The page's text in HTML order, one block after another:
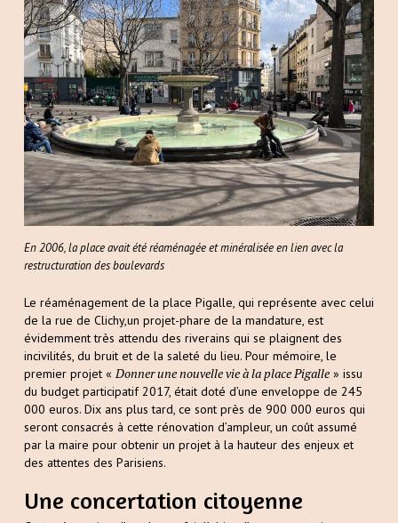
En 2006, la place avait été réaménagée et minéralisée en lien avec la
restructuration des boulevards
Le réaménagement de la place Pigalle, qui représente avec celui
de la rue de Clichy,un projet-phare de la mandature, est
évidemment très attendu des riverains qui se plaignent des
incivilités, du bruit et de la saleté du lieu. Pour mémoire, le
premier projet « Donner une nouvelle vie à la place Pigalle» issu
du budget participatif 2017, était doté d’une enveloppe de 245
000 euros. Dix ans plus tard, ce sont près de 900 000 euros qui
seront consacrés à cette rénovation d’ampleur, un coût assumé
par la maire pour obtenir un projet à la hauteur des enjeux et
des attentes des Parisiens.
Une concertation citoyenne